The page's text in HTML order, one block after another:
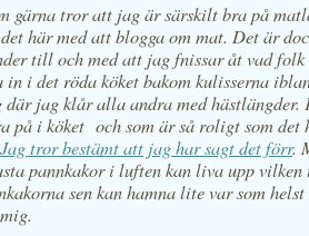
gärna tror att jag är särskilt bra på
här med att blogga om mat. Det är
till och med att jag fnissar åtvad folk
in i det röda köket bakom kulisserna
jag klår alla andra med hästlängder.
på i köket och som är så roligt som det
Jag tror bestämt att jag har sagt det förr.
pannkakor i luften kan liva upp vilken
sen kan hamna lite var som